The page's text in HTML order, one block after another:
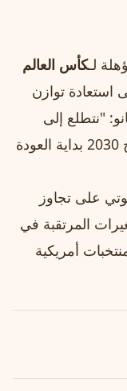
لـكأس العالم
على استعادة توازن
"نتطلع إلى
تجربة مونديالية جديدة، ونأمل أن تُصبح 2030 بداية العودة
على تجاوز
المرتقبة في
أمريكية